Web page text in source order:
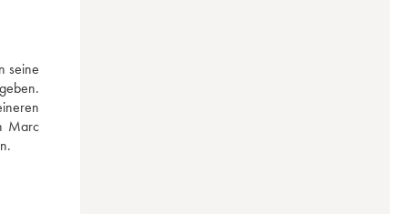
seine
Marc